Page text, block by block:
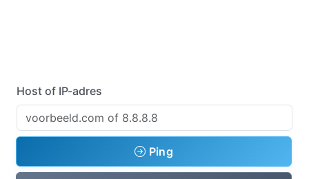
Host of IP-adres
Ping